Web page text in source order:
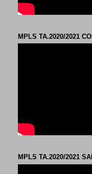
MPLS TA.2020/2021
MPLS TA.2020/2021